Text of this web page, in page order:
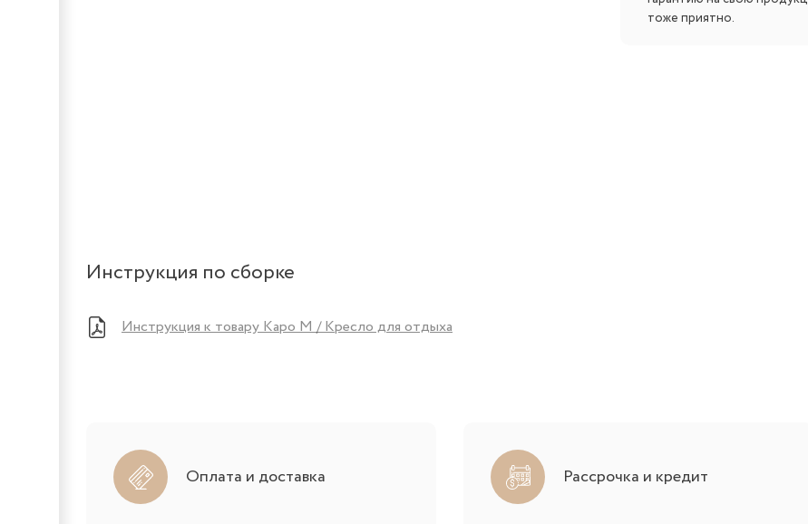
тоже приятно.
Инструкция по сборке
Инструкция к товару Каро М / Кресло для отдыха
Оплата и доставка Рассрочка и кредит